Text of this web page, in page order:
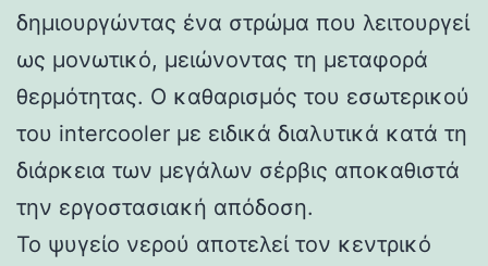
δημιουργώντας ένα στρώμα που λειτουργεί
ως μονωτικό, μειώνοντας τη μεταφορά
θερμότητας. Ο καθαρισμός του εσωτερικού
του intercooler με ειδικά διαλυτικά κατά τη
διάρκεια των μεγάλων σέρβις αποκαθιστά
την εργοστασιακή απόδοση.
Το ψυγείο νερού αποτελεί τον κεντρικό